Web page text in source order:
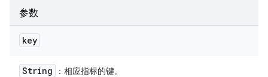
参数
key
String ：相应指标的键。